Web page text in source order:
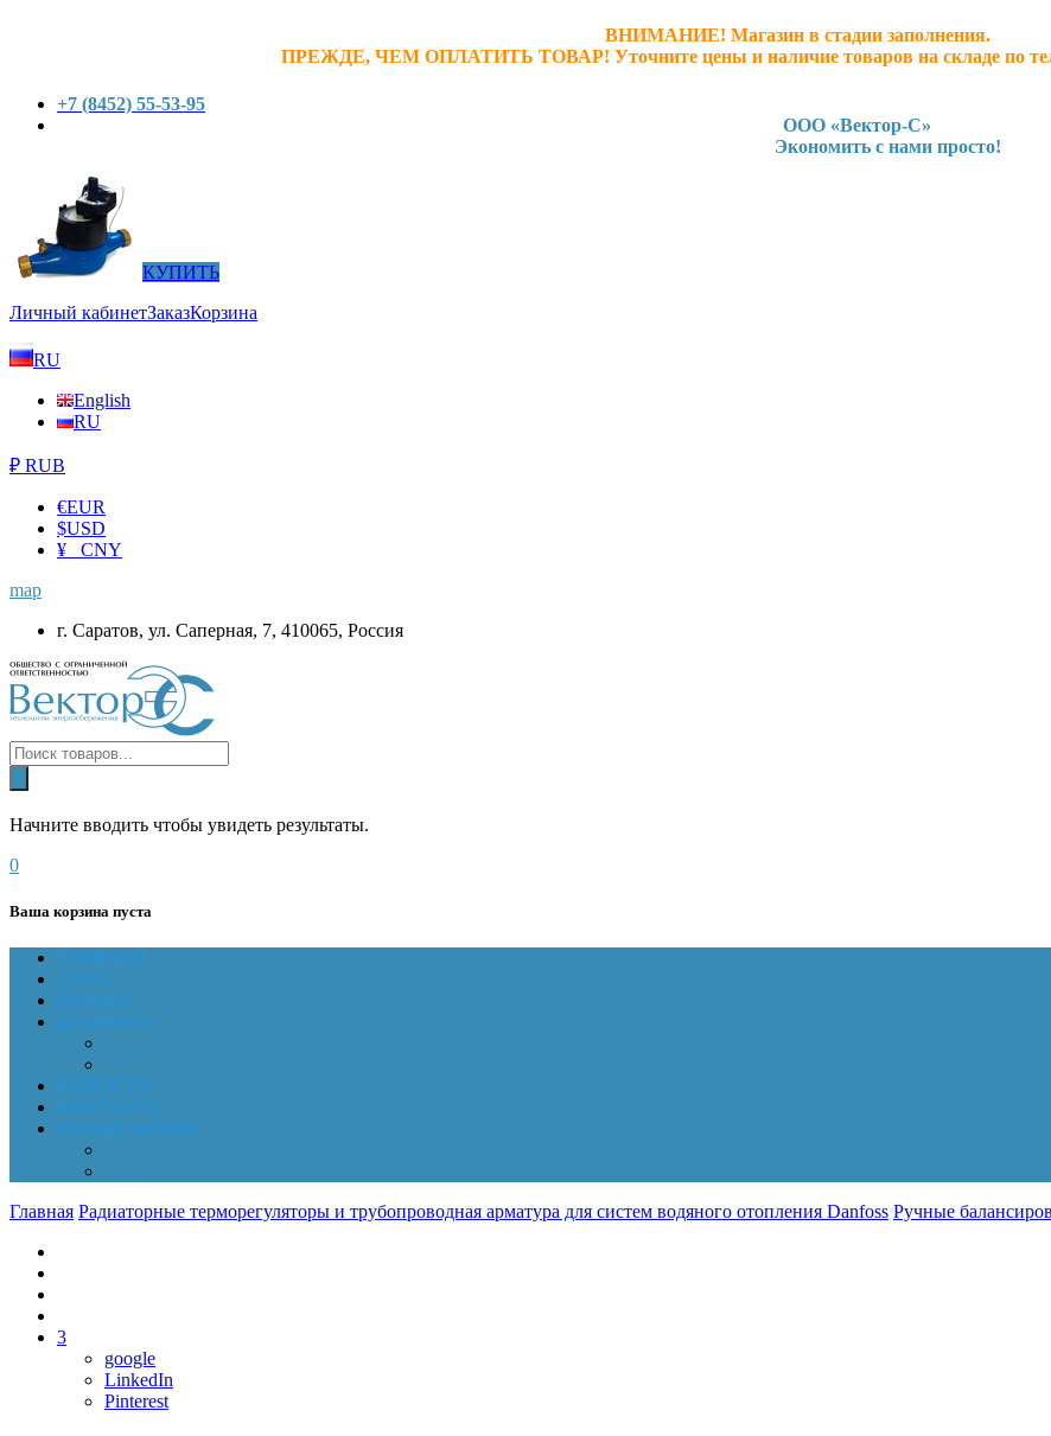
ВНИМАНИЕ! Магазин в стадии заполнения.
ПРЕЖДЕ, ЧЕМ ОПЛАТИТЬ ТОВАР! Уточните цены и наличие товаров на складе по
+7 (8452) 55-53-95
ООО «Вектор-С»
Экономить с нами просто!
КУПИТЬ
Личный кабинетЗаказКорзина
RU
English
RU
₽ RUB
€EUR
$USD
¥ CNY
map
г. Саратов, ул. Саперная, 7, 410065, Россия
Начните вводить чтобы увидеть результаты.
0
Ваша корзина пуста
ГЛАВНАЯ
О НАС
Магазин
Документы
НОВОСТИ
КОНТАКТЫ
Личный кабинет
Главная Радиаторные терморегуляторы и трубопроводная арматура для систем водяного отопления Danfoss Ручные
3
google
LinkedIn
Pinterest